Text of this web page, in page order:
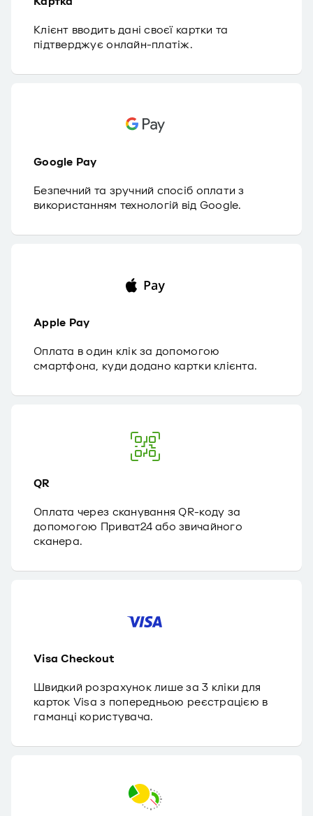
Клієнт вводить дані своєї картки та
підтверджує онлайн-платіж.
Google Pay
Безпечний та зручний спосіб оплати з
використанням технологій від Google.
Apple Pay
Оплата в один клік за допомогою
смартфона, куди додано картки клієнта.
QR
Оплата через сканування QR-коду за
допомогою Приват24 або звичайного
сканера.
Visa Checkout
Швидкий розрахунок лише за 3 кліки для
карток Visa з попередньою реєстрацією в
гаманці користувача.